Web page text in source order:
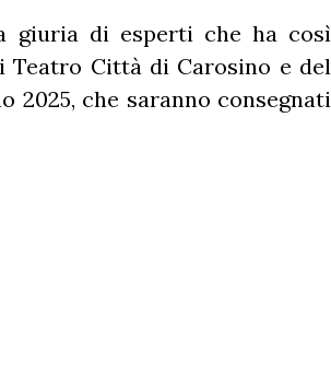
giuria di esperti che ha così
Città di Carosino e del
2025, che saranno consegnati